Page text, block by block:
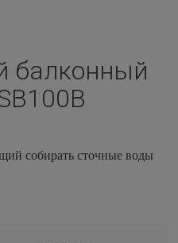
балконный
собирать сточные воды